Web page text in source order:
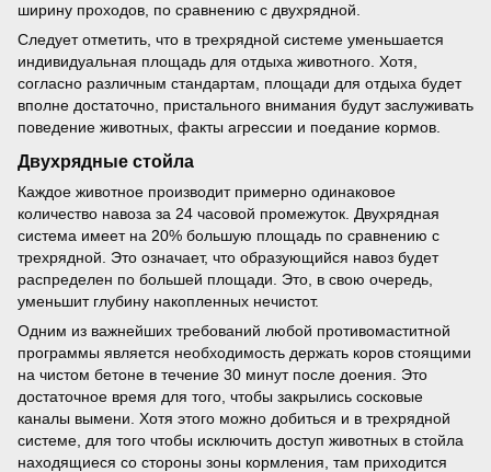
ширину проходов, по сравнению с двухрядной.
Следует отметить, что в трехрядной системе уменьшается
индивидуальная площадь для отдыха животного. Хотя,
согласно различным стандартам, площади для отдыха будет
вполне достаточно, пристального внимания будут заслуживать
поведение животных, факты агрессии и поедание кормов.
Двухрядные стойла
Каждое животное производит примерно одинаковое
количество навоза за 24 часовой промежуток. Двухрядная
система имеет на 20% большую площадь по сравнению с
трехрядной. Это означает, что образующийся навоз будет
распределен по большей площади. Это, в свою очередь,
уменьшит глубину накопленных нечистот.
Одним из важнейших требований любой противомаститной
программы является необходимость держать коров стоящими
на чистом бетоне в течение 30 минут после доения. Это
достаточное время для того, чтобы закрылись сосковые
каналы вымени. Хотя этого можно добиться и в трехрядной
системе, для того чтобы исключить доступ животных в стойла
находящиеся со стороны зоны кормления, там приходится